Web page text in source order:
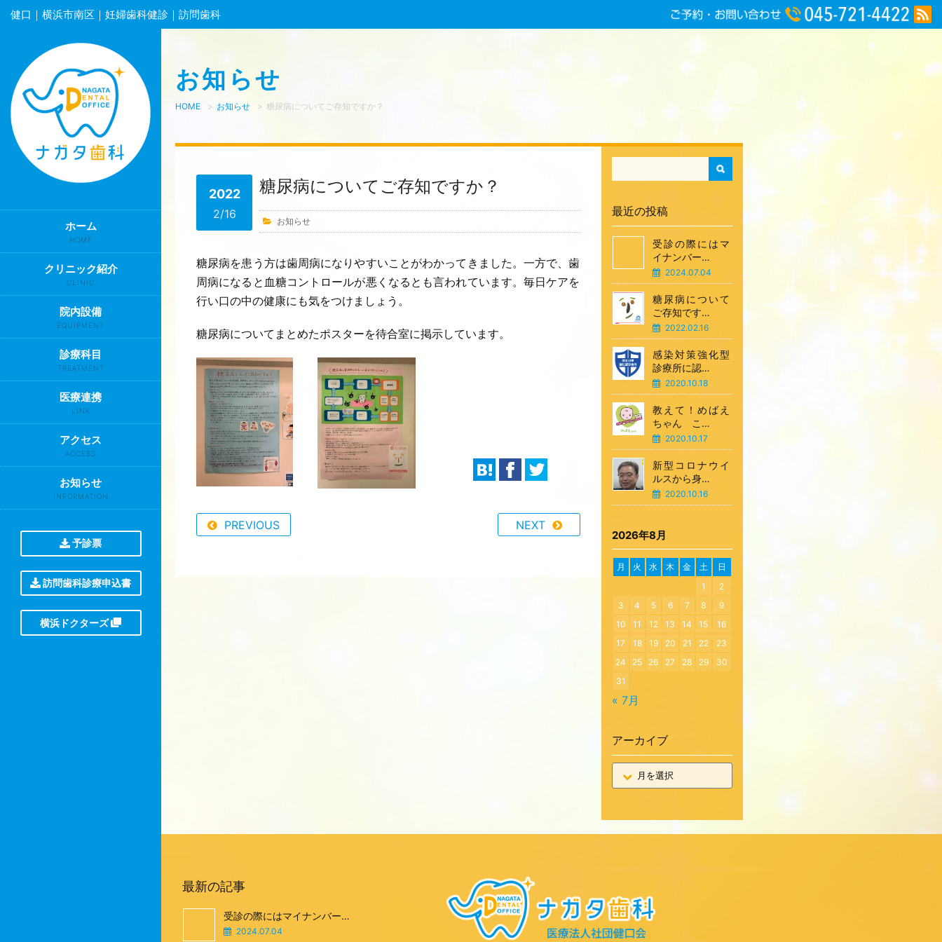
健口｜横浜市南区｜妊婦歯科健診｜訪問歯科
ホーム
HOME
クリニック紹介
CLINIC
院内設備
EQUIPMENT
診療科目
TREATMENT
医療連携
LINK
アクセス
ACCESS
お知らせ
INFORMATION
予診票
訪問歯科診療申込書
横浜ドクターズ
お知らせ
HOME > お知らせ > 糖尿病についてご存知ですか？
2022
2/16
糖尿病についてご存知ですか？
お知らせ
糖尿病を患う方は歯周病になりやすいことがわかってきました。一方で、歯
周病になると血糖コントロールが悪くなるとも言われています。毎日ケアを
行い口の中の健康にも気をつけましょう。
糖尿病についてまとめたポスターを待合室に掲示しています。
PREVIOUS NEXT
最近の投稿
受診の際にはマ
イナンバー…
2024.07.04
糖尿病について
ご存知です…
2022.02.16
感染対策強化型
診療所に認…
2020.10.18
教えて！めばえ
ちゃん こ…
2020.10.17
新型コロナウイ
ルスから身…
2020.10.16
2026年8月
月 火 水 木 金 土
日
1
2
3
4 5 6 7 8
9
10
11 12 13 14 15
16
17
18 19 20 21 22
23
24
25 26 27 28 29
30
31
« 7月
アーカイブ
最新の記事
受診の際にはマイナンバー…
2024.07.04